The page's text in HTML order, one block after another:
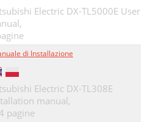
Electric DX-TL5000E User
di Installazione
Electric DX-TL308E
manual,
pagine